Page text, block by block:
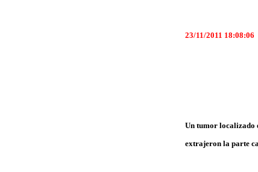
23/11/2011 18:08:06
Un tumor localizado
extrajeron la parte